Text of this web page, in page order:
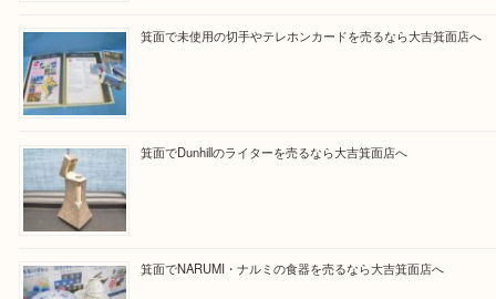
箕面で天皇陛下御在位60年記念金貨を売るなら大吉箕面店
箕面でOLYMPUS カメラ PEN mini E-PM2を売るなら大吉
箕面で未使用の切手やテレホンカードを売るなら大吉箕面